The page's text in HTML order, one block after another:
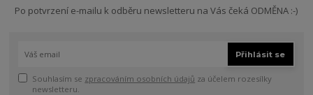
Po potvrzení e-mailu k odběru newsletteru na Vás čeká ODMĚNA :-)
Přihlásit se
Souhlasím se zpracováním osobních údajů za účelem rozesílky
newsletteru.